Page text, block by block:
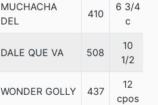
MUCHACHA
DEL
410
6 3/4
c
DALE QUE VA 508
10
1/2
WONDER GOLLY 437
12
cpos